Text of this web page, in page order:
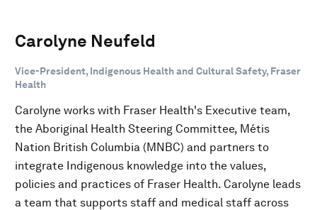
Carolyne Neufeld
Vice-President, Indigenous Health and Cultural Safety, Fraser
Health
Carolyne works with Fraser Health's Executive team,
the Aboriginal Health Steering Committee, Métis
Nation British Columbia (MNBC) and partners to
integrate Indigenous knowledge into the values,
policies and practices of Fraser Health. Carolyne leads
a team that supports staff and medical staff across